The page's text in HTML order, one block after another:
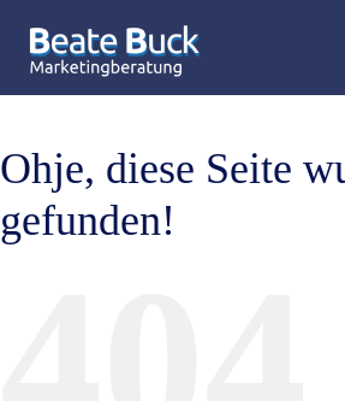
Inhalt
Ohje, diese Seite
gefunden!